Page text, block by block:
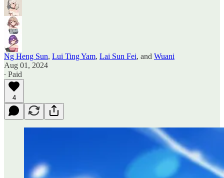
Ng Heng Sun, Lui Ting Yam, Lai Sun Fei, and Wuani
Aug 01, 2024
∙ Paid
4